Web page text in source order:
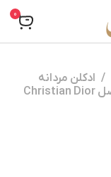
0
ادکلن مردانه
اورجینال کریستین دیور ساواج(پرفیوم) اصل Christian Dior